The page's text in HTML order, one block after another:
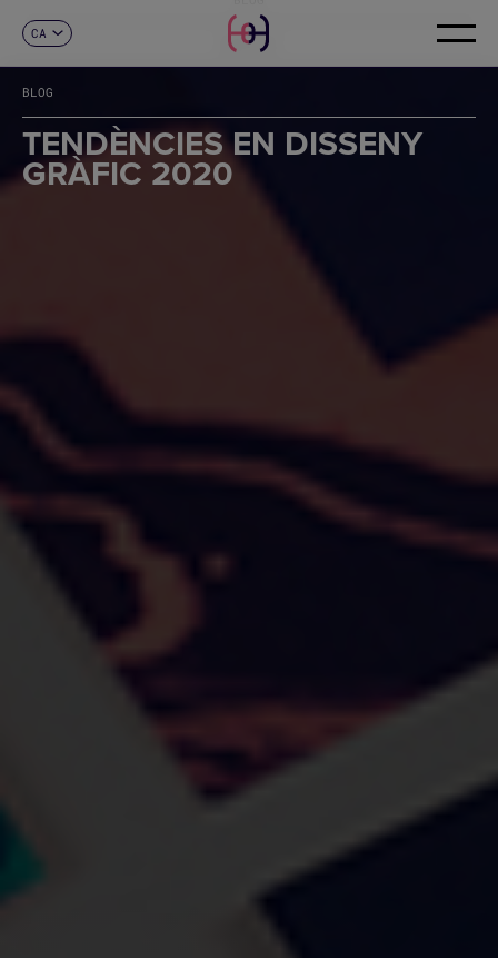
CA
FR
DE
IT
PT
CONTACTE
BLOG
TENDÈNCIES EN DISSENY
GRÀFIC 2020